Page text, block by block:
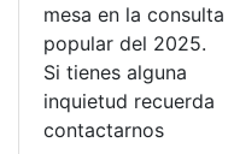
mesa en la consulta
popular del 2025.
Si tienes alguna
inquietud recuerda
contactarnos